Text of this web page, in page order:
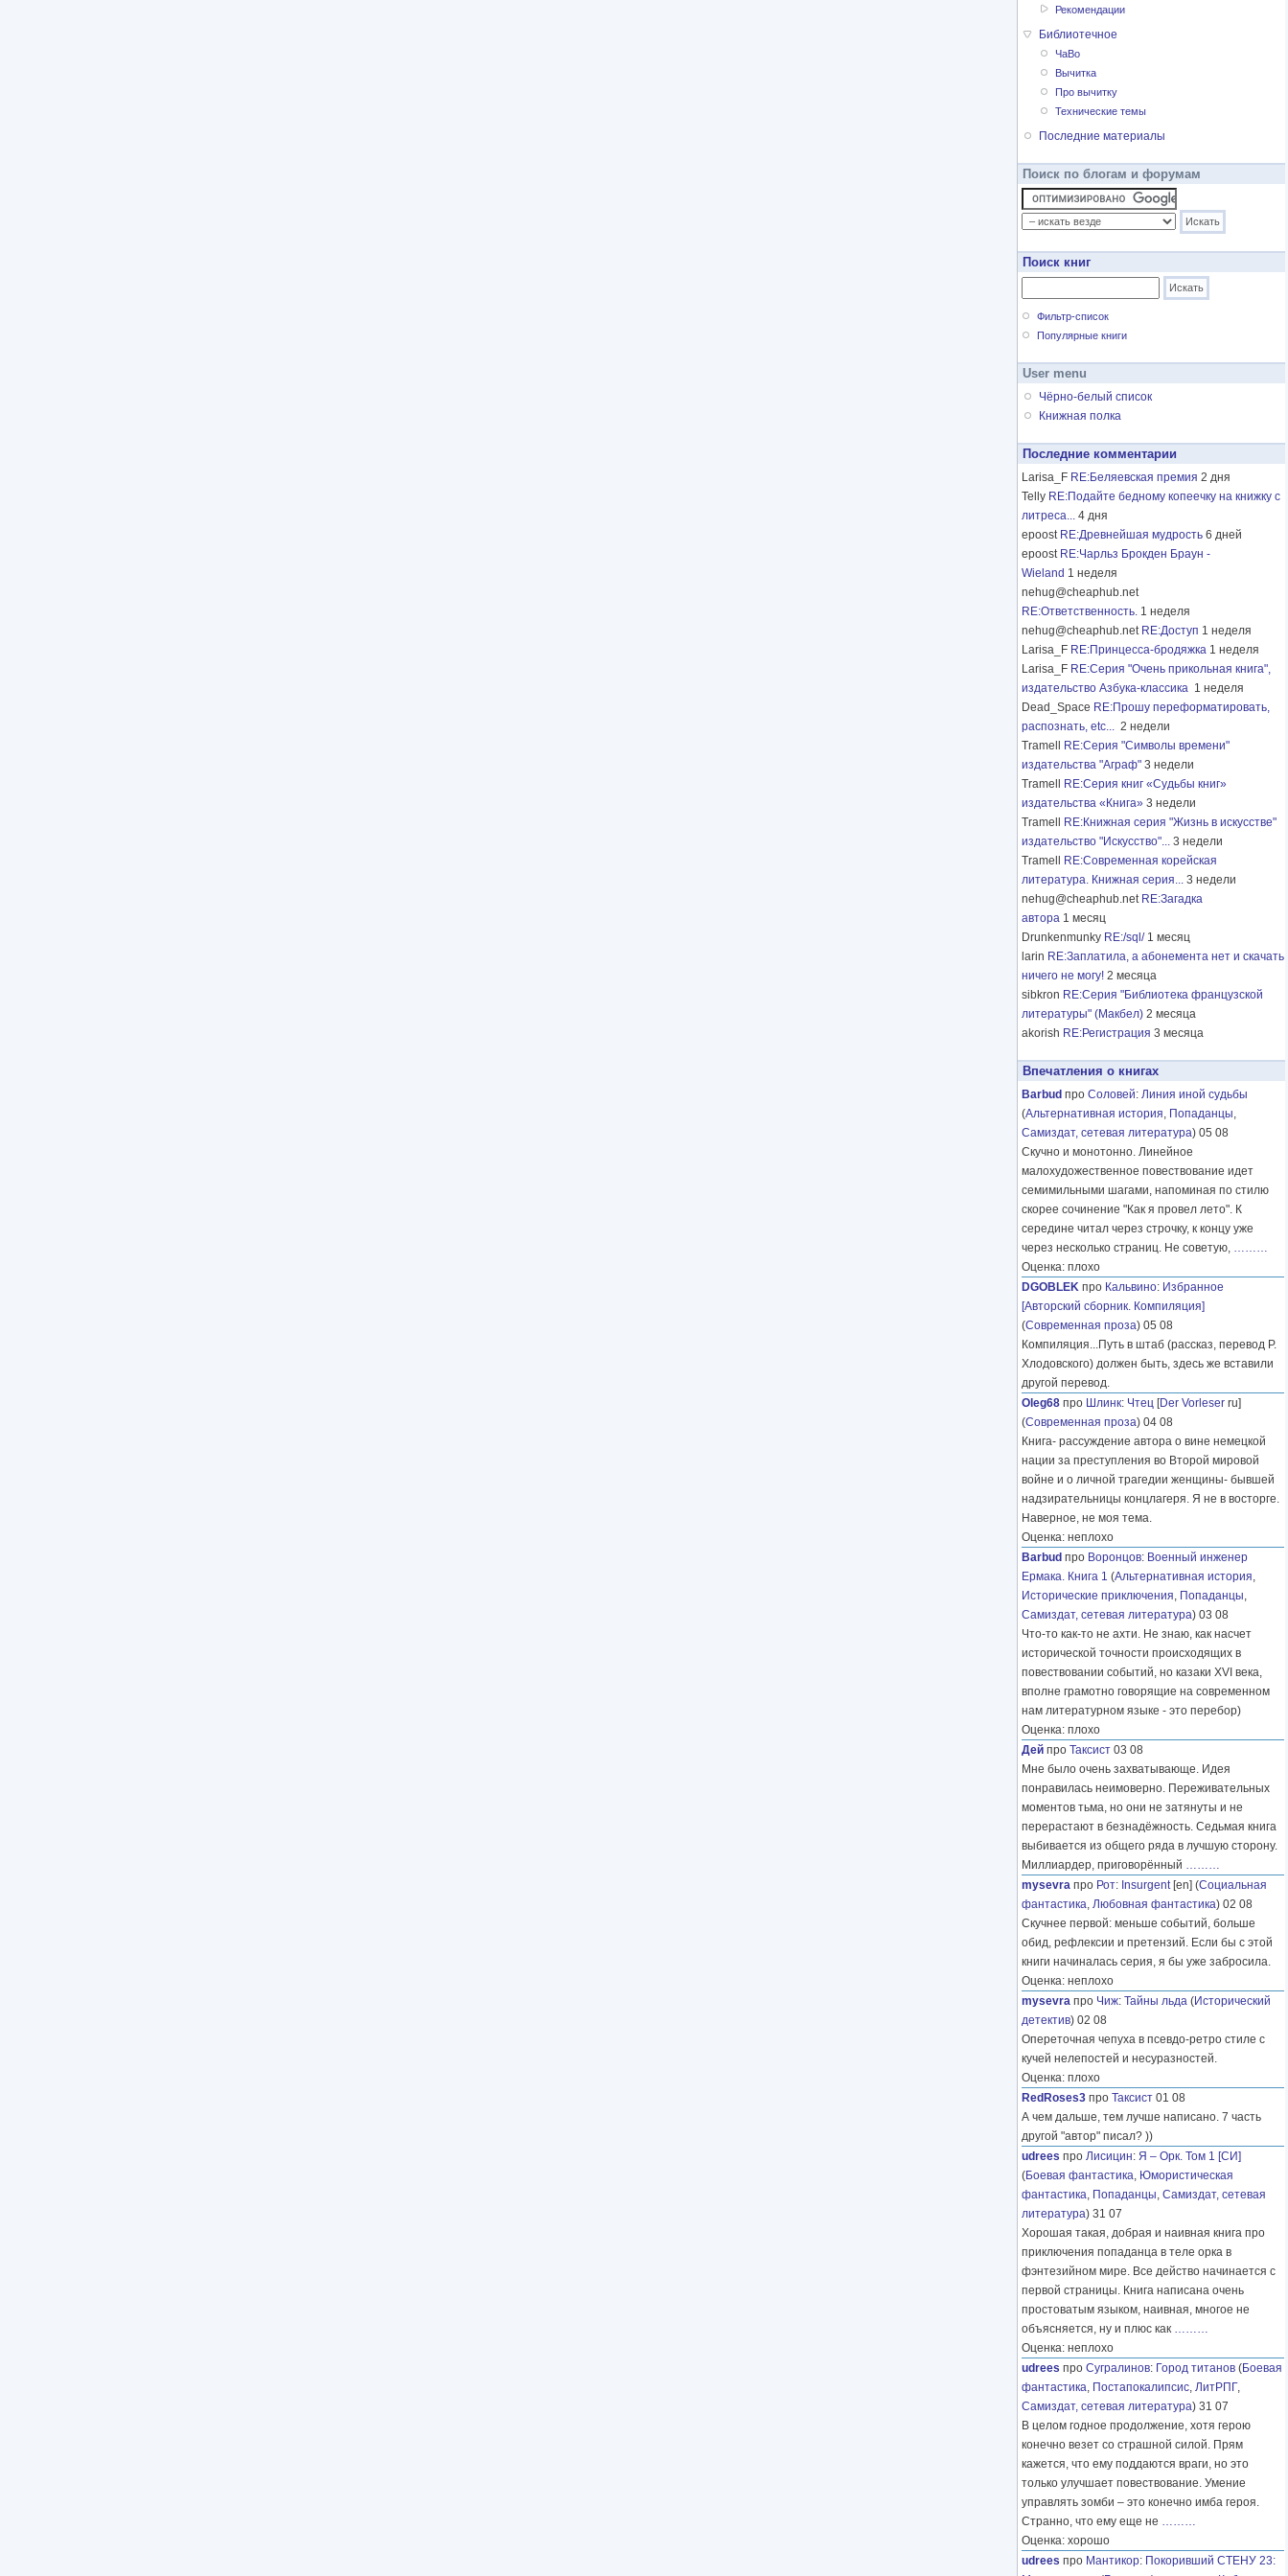
Рекомендации
Библиотечное
ЧаВо
Вычитка
Про вычитку
Технические темы
Последние материалы
Поиск по блогам и форумам
Поиск книг
Фильтр-список
Популярные книги
User menu
Чёрно-белый список
Книжная полка
Последние комментарии
Larisa_F RE:Беляевская премия 2 дня
Telly RE:Подайте бедному копеечку на книжку с
литреса... 4 дня
epoost RE:Древнейшая мудрость 6 дней
epoost RE:Чарльз Брокден Браун -
Wieland 1 неделя
nehug@cheaphub.net
RE:Ответственность. 1 неделя
nehug@cheaphub.net RE:Доступ 1 неделя
Larisa_F RE:Принцесса-бродяжка 1 неделя
Larisa_F RE:Серия "Очень прикольная книга",
издательство Азбука-классика 1 неделя
Dead_Space RE:Прошу переформатировать,
распознать, etc... 2 недели
Tramell
RE:Серия "Символы времени"
издательства "Аграф" 3 недели
Tramell
RE:Серия книг «Судьбы книг»
издательства «Книга» 3 недели
Tramell
RE:Книжная серия "Жизнь в искусстве"
издательство "Искусство"... 3 недели
Tramell
RE:Современная корейская
литература. Книжная серия... 3 недели
nehug@cheaphub.net RE:Загадка
автора 1 месяц
Drunkenmunky RE:/sql/ 1 месяц
larin RE:Заплатила, а абонемента нет и скачать
ничего не могу! 2 месяца
sibkron RE:Серия "Библиотека французской
литературы" (Макбел) 2 месяца
akorish RE:Регистрация 3 месяца
Впечатления о книгах
Barbud про Соловей: Линия иной судьбы
(Альтернативная история, Попаданцы,
Самиздат, сетевая литература) 05 08
Скучно и монотонно. Линейное
малохудожественное повествование идет
семимильными шагами, напоминая по стилю
скорее сочинение "Как я провел лето". К
середине читал через строчку, к концу уже
через несколько страниц. Не советую, ………
Оценка: плохо
DGOBLEK про Кальвино: Избранное
[Авторский сборник. Компиляция]
(Современная проза) 05 08
Компиляция...Путь в штаб (рассказ, перевод Р.
Хлодовского) должен быть, здесь же вставили
другой перевод.
Oleg68 про Шлинк: Чтец [Der Vorleser ru]
(Современная проза) 04 08
Книга- рассуждение автора о вине немецкой
нации за преступления во Второй мировой
войне и о личной трагедии женщины- бывшей
надзирательницы концлагеря. Я не в восторге.
Наверное, не моя тема.
Оценка: неплохо
Barbud про Воронцов: Военный инженер
Ермака. Книга 1 (Альтернативная история,
Исторические приключения, Попаданцы,
Самиздат, сетевая литература) 03 08
Что-то как-то не ахти. Не знаю, как насчет
исторической точности происходящих в
повествовании событий, но казаки XVI века,
вполне грамотно говорящие на современном
нам литературном языке - это перебор)
Оценка: плохо
Дей про Таксист 03 08
Мне было очень захватывающе. Идея
понравилась неимоверно. Переживательных
моментов тьма, но они не затянуты и не
перерастают в безнадёжность. Седьмая книга
выбивается из общего ряда в лучшую сторону.
Миллиардер, приговорённый ………
mysevra про Рот: Insurgent[en] (Социальная
фантастика, Любовная фантастика) 02 08
Скучнее первой: меньше событий, больше
обид, рефлексии и претензий. Если бы с этой
книги начиналась серия, я бы уже забросила.
Оценка: неплохо
mysevra про Чиж: Тайны льда (Исторический
детектив) 02 08
Опереточная чепуха в псевдо-ретро стиле с
кучей нелепостей и несуразностей.
Оценка: плохо
RedRoses3 про Таксист 01 08
А чем дальше, тем лучше написано. 7 часть
другой "автор" писал? ))
udrees про Лисицин: Я – Орк. Том 1 [СИ]
(Боевая фантастика, Юмористическая
фантастика, Попаданцы, Самиздат, сетевая
литература) 31 07
Хорошая такая, добрая и наивная книга про
приключения попаданца в теле орка в
фэнтезийном мире. Все действо начинается с
первой страницы. Книга написана очень
простоватым языком, наивная, многое не
объясняется, ну и плюс как ………
Оценка: неплохо
udrees про Сугралинов: Город титанов (Боевая
фантастика, Постапокалипсис, ЛитРПГ,
Самиздат, сетевая литература) 31 07
В целом годное продолжение, хотя герою
конечно везет со страшной силой. Прям
кажется, что ему поддаются враги, но это
только улучшает повествование. Умение
управлять зомби – это конечно имба героя.
Странно, что ему еще не ………
Оценка: хорошо
udrees про Мантикор: Покоривший СТЕНУ 23: